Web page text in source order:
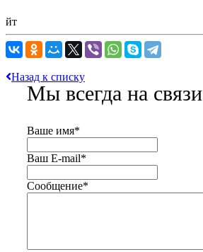
йт
Назад к списку
Мы всегда на связи
Ваше имя*
Ваш E-mail*
Сообщение*